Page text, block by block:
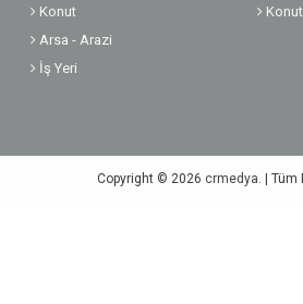
Konut
Arsa - Arazi
İş Yeri
Konut
Copyright © 2026 crmedya. | Tüm